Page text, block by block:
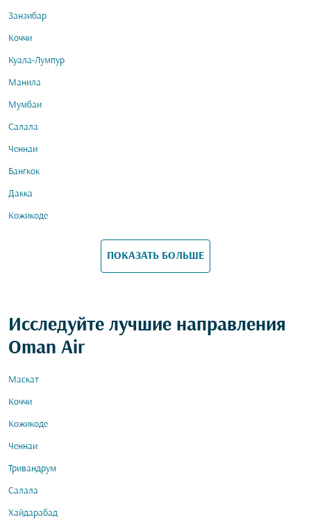
Занзибар
Коччи
Куала-Лумпур
Манила
Мумбаи
Салала
Ченнаи
Бангкок
Дакка
Кожикоде
ПОКАЗАТЬ БОЛЬШЕ
Исследуйте лучшие направления
Oman Air
Маскат
Коччи
Кожикоде
Ченнаи
Тривандрум
Салала
Хайдарабад